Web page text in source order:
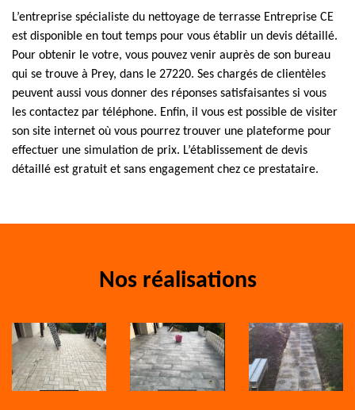
L’entreprise spécialiste du nettoyage de terrasse Entreprise CE
est disponible en tout temps pour vous établir un devis détaillé.
Pour obtenir le votre, vous pouvez venir auprès de son bureau
qui se trouve à Prey, dans le 27220. Ses chargés de clientèles
peuvent aussi vous donner des réponses satisfaisantes si vous
les contactez par téléphone. Enfin, il vous est possible de visiter
son site internet où vous pourrez trouver une plateforme pour
effectuer une simulation de prix. L’établissement de devis
détaillé est gratuit et sans engagement chez ce prestataire.
Nos réalisations